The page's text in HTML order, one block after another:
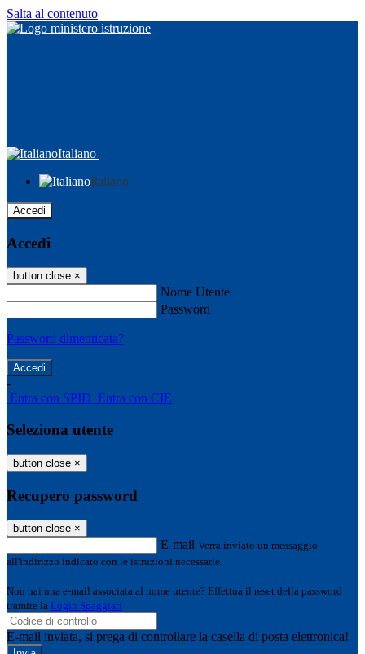
Salta al contenuto
Italiano
Italiano
Accedi
Accedi
button close ×
Nome Utente
Password
Password dimenticata?
-
Entra con SPID Entra con CIE
Seleziona utente
button close ×
Recupero password
button close ×
E-mail Verrà inviato un messaggio
all'indirizzo indicato con le istruzioni necessarie.
Non hai una e-mail associata al nome utente? Effettua il reset della password
tramite la Login Spaggiari
E-mail inviata, si prega di controllare la casella di posta elettronica!